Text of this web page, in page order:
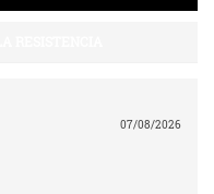
07/08/2026